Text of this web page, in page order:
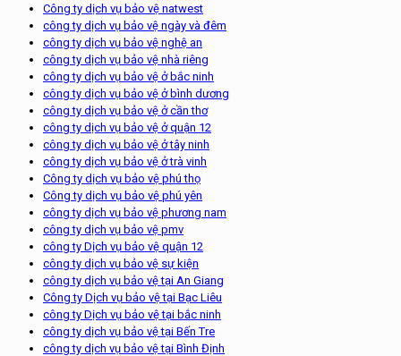
Công ty dịch vụ bảo vệ natwest
công ty dịch vụ bảo vệ ngày và đêm
công ty dịch vụ bảo vệ nghệ an
công ty dịch vụ bảo vệ nhà riêng
công ty dịch vụ bảo vệ ở bắc ninh
công ty dịch vụ bảo vệ ở bình dương
công ty dịch vụ bảo vệ ở cần thơ
công ty dịch vụ bảo vệ ở quận 12
công ty dịch vụ bảo vệ ở tây ninh
công ty dịch vụ bảo vệ ở trà vinh
Công ty dịch vụ bảo vệ phú thọ
Công ty dịch vụ bảo vệ phú yên
công ty dịch vụ bảo vệ phương nam
công ty dịch vụ bảo vệ pmv
công ty Dịch vụ bảo vệ quận 12
công ty dịch vụ bảo vệ sự kiện
công ty dịch vụ bảo vệ tại An Giang
Công ty Dịch vụ bảo vệ tại Bạc Liêu
công ty Dịch vụ bảo vệ tại bắc ninh
công ty dịch vụ bảo vệ tại Bến Tre
công ty dịch vụ bảo vệ tại Bình Định